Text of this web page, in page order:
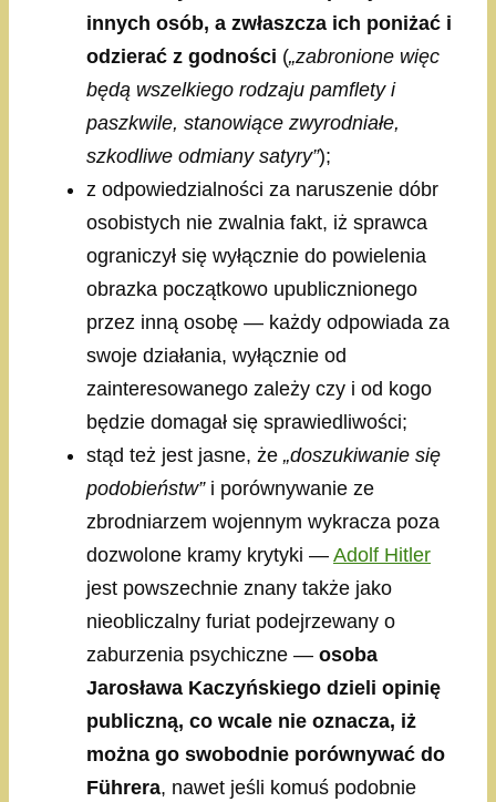
innych osób, a zwłaszcza ich poniżać i
odzierać z godności („zabronione więc
będą wszelkiego rodzaju pamflety i
paszkwile, stanowiące zwyrodniałe,
szkodliwe odmiany satyry”);
z odpowiedzialności za naruszenie dóbr
osobistych nie zwalnia fakt, iż sprawca
ograniczył się wyłącznie do powielenia
obrazka początkowo upublicznionego
przez inną osobę — każdy odpowiada za
swoje działania, wyłącznie od
zainteresowanego zależy czy i od kogo
będzie domagał się sprawiedliwości;
stąd też jest jasne, że „doszukiwanie się
podobieństw”i porównywanie ze
zbrodniarzem wojennym wykracza poza
dozwolone kramy krytyki — Adolf Hitler
jest powszechnie znany także jako
nieobliczalny furiat podejrzewany o
zaburzenia psychiczne — osoba
Jarosława Kaczyńskiego dzieli opinię
publiczną, co wcale nie oznacza, iż
można go swobodnie porównywać do
Führera, nawet jeśli komuś podobnie